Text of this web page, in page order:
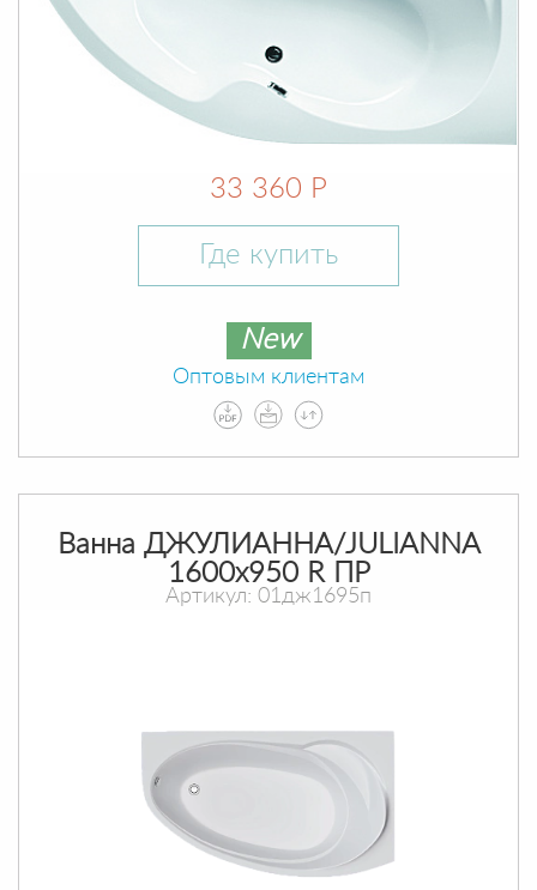
33 360 Р
Где купить
New
Оптовым клиентам
Ванна ДЖУЛИАННА/JULIANNA
1600х950 R ПР
Артикул: 01дж1695п